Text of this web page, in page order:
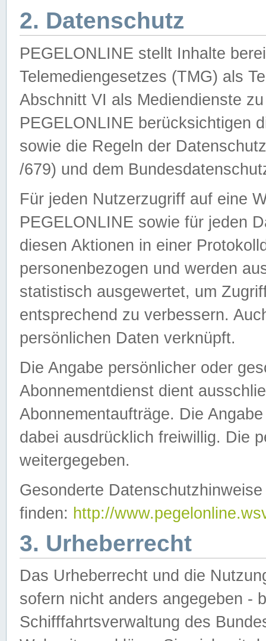
2. Datenschutz
PEGELONLINE stellt Inhalte
Telemediengesetzes (TMG) als
Abschnitt VI als Mediendienste
PEGELONLINE berücksichtigen
sowie die Regeln der
/679) und dem
Für jeden Nutzerzugriff auf eine
PEGELONLINE sowie für jeden
diesen Aktionen in einer
personenbezogen und werden
statistisch ausgewertet, um
entsprechend zu verbessern.
persönlichen Daten verknüpft.
Die Angabe persönlicher oder
Abonnementdienst dient
Abonnementaufträge. Die
dabei ausdrücklich freiwillig. Die
weitergegeben.
Gesonderte
finden: http://
3. Urheberrecht
Das Urheberrecht und die
sofern nicht anders angegeben -
Schifffahrtsverwaltung des